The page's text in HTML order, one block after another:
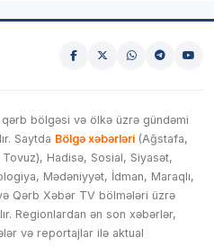
qərb bölgəsi və ölkə üzrə gündəmi
Saytda Bölgə xəbərləri (Ağstafa,
Hadisə, Sosial, Siyasət,
Mədəniyyət, İdman, Maraqlı,
Qərb Xəbər TV bölmələri üzrə
Regionlardan ən son xəbərlər,
və reportajlar ilə aktual